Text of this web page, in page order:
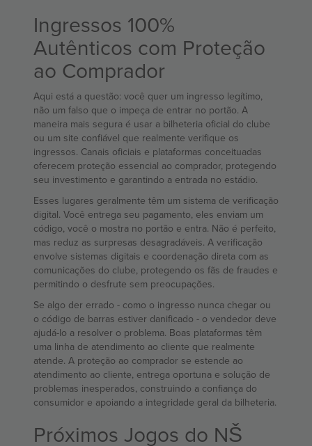
Ingressos 100%
Autênticos com Proteção
ao Comprador
Aqui está a questão: você quer um ingresso legítimo,
não um falso que o impeça de entrar no portão. A
maneira mais segura é usar a bilheteria oficial do clube
ou um site confiável que realmente verifique os
ingressos. Canais oficiais e plataformas conceituadas
oferecem proteção essencial ao comprador, protegendo
seu investimento e garantindo a entrada no estádio.
Esses lugares geralmente têm um sistema de verificação
digital. Você entrega seu pagamento, eles enviam um
código, você o mostra no portão e entra. Não é perfeito,
mas reduz as surpresas desagradáveis. A verificação
envolve sistemas digitais e coordenação direta com as
comunicações do clube, protegendo os fãs de fraudes e
permitindo o desfrute sem preocupações.
Se algo der errado - como o ingresso nunca chegar ou
o código de barras estiver danificado - o vendedor deve
ajudá-lo a resolver o problema. Boas plataformas têm
uma linha de atendimento ao cliente que realmente
atende. A proteção ao comprador se estende ao
atendimento ao cliente, entrega oportuna e solução de
problemas inesperados, construindo a confiança do
consumidor e apoiando a integridade geral da bilheteria.
Próximos Jogos do NŠ